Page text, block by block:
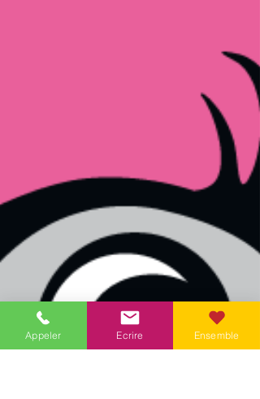
Appeler Ecrire Ensemble